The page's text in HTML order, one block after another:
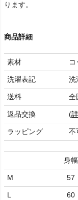
ります。
商品詳細
素材
洗濯表記 洗
送料 全
返品交換 (
ラッピング 不
身幅
M 57
L 60